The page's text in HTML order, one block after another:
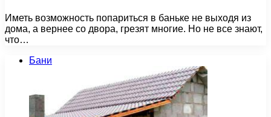
Иметь возможность попариться в баньке не выходя из
дома, а вернее со двора, грезят многие. Но не все знают,
что…
Бани